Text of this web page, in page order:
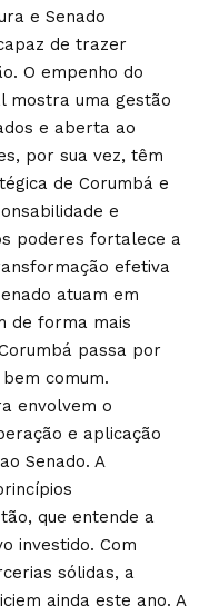
e Senado
de trazer
O empenho do
mostra uma gestão
e aberta ao
por sua vez, têm
de Corumbá e
e
poderes fortalece a
efetiva
atuam em
de forma mais
passa por
comum.
envolvem o
e aplicação
Senado. A
que entende a
investido. Com
sólidas, a
ainda este ano. A